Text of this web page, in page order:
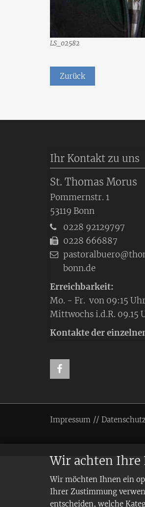
Wir achten Ihre
Wir möchten Ihnen ein
Ihrer Zustimmung
entscheiden, welche
LS_02582
Zurück
Ihr Kontakt zu uns
St. Thomas Morus
Pommernstr. 1
53119 Bonn
0228 92129797
0228 666887
bonn.de
Erreichbarkeit:
Mo. - Fr. von 09:15
Mittwochs i.d.R. 09.15
Kontakte der
Impressum